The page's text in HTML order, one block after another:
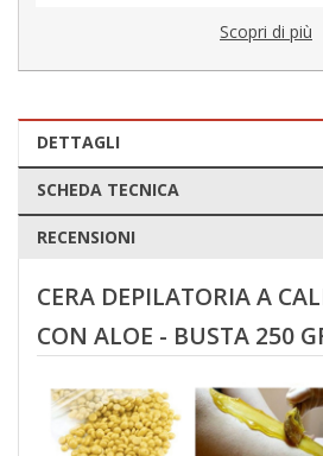
Scopri di più
DETTAGLI
SCHEDA TECNICA
RECENSIONI
CERA DEPILATORIA A
CON ALOE - BUSTA 250